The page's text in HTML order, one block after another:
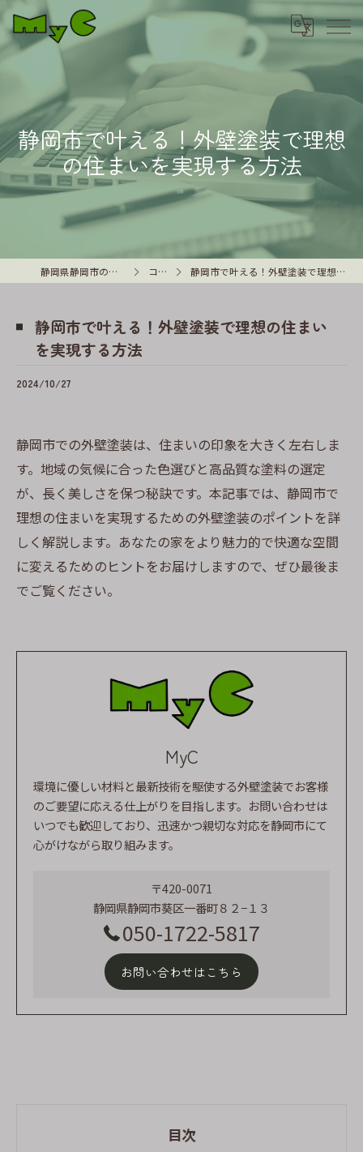
静岡市で叶える！外壁塗装で理想
の住まいを実現する方法
静岡県静岡市の外壁塗装はMyC コラム 静岡市で叶える！外壁塗装で理想の住まいを実現する方法
静岡市で叶える！外壁塗装で理想の住まい
を実現する方法
2024/10/27
静岡市での外壁塗装は、住まいの印象を大きく左右しま
す。地域の気候に合った色選びと高品質な塗料の選定
が、長く美しさを保つ秘訣です。本記事では、静岡市で
理想の住まいを実現するための外壁塗装のポイントを詳
しく解説します。あなたの家をより魅力的で快適な空間
に変えるためのヒントをお届けしますので、ぜひ最後ま
でご覧ください。
MyC
環境に優しい材料と最新技術を駆使する外壁塗装でお客様
のご要望に応える仕上がりを目指します。お問い合わせは
いつでも歓迎しており、迅速かつ親切な対応を静岡市にて
心がけながら取り組みます。
〒420-0071
静岡県静岡市葵区一番町８２−１３
050-1722-5817
お問い合わせはこちら
目次